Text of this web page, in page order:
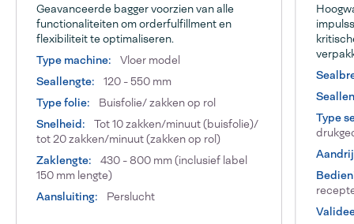
Geavanceerde bagger voorzien van alle
functionaliteiten om orderfulfillment en
flexibiliteit te optimaliseren.
Type machine:
Vloer model
Seallengte:
120 - 550 mm
Type folie:
Buisfolie/ zakken op rol
Snelheid:
Tot 10 zakken/minuut (buisfolie)/
tot 20 zakken/minuut (zakken op rol)
Zaklengte:
430 - 800 mm (inclusief label
150 mm lengte)
Aansluiting:
Perslucht
Type